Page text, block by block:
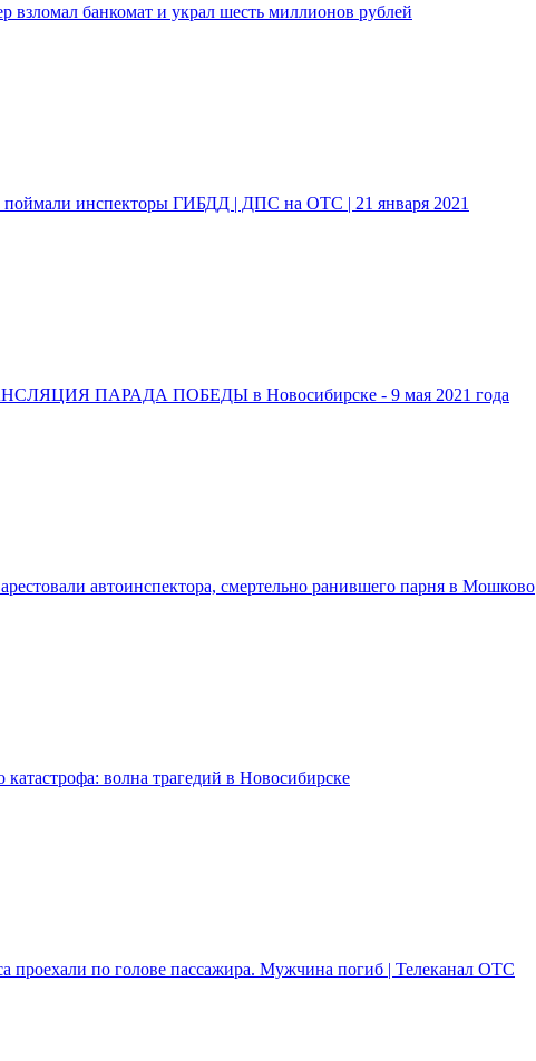
взломал банкомат и украл шесть миллионов рублей
поймали инспекторы ГИБДД | ДПС на ОТС | 21 января 2021
ПАРАДА ПОБЕДЫ в Новосибирске - 9 мая 2021 года
автоинспектора, смертельно ранившего парня в Мошково
катастрофа: волна трагедий в Новосибирске
проехали по голове пассажира. Мужчина погиб | Телеканал ОТС